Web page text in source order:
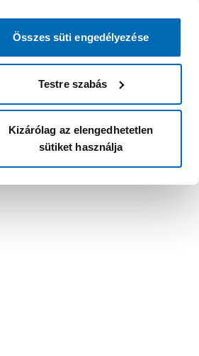
Összes süti engedélyezése
Testre szabás
Kizárólag az elengedhetetlen
sütiket használja